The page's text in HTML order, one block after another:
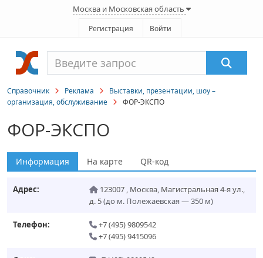
Москва и Московская область
Регистрация Войти
Справочник Реклама
Выставки, презентации, шоу –
организация, обслуживание
ФОР-ЭКСПО
ФОР-ЭКСПО
Информация На карте QR-код
Адрес: 123007 , Москва, Магистральная 4-я ул.,
д. 5(до м. Полежаевская — 350 м)
Телефон:
+7 (495) 9809542
+7 (495) 9415096